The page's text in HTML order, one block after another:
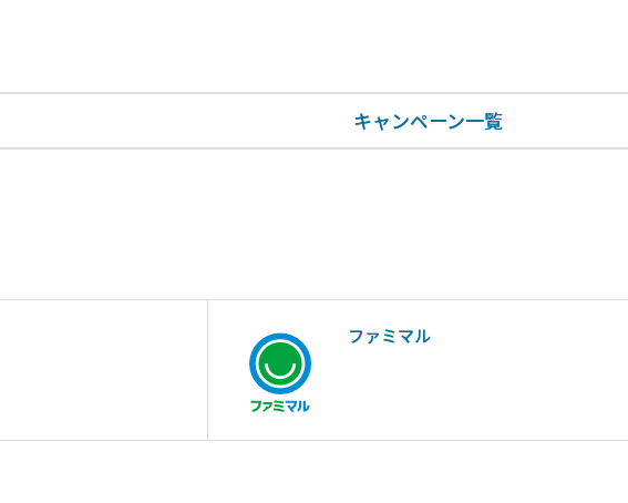
キャンペーン一覧
ファミマル